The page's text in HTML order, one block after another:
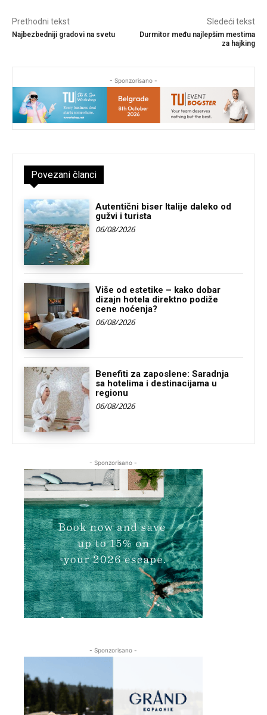
Prethodni tekst
Najbezbedniji gradovi na svetu
Sledeći tekst
Durmitor među najlepšim mestima
za hajking
- Sponzorisano -
Povezani članci
Autentični biser Italije daleko od
gužvi i turista
06/08/2026
Više od estetike – kako dobar
dizajn hotela direktno podiže
cene noćenja?
06/08/2026
Benefiti za zaposlene: Saradnja
sa hotelima i destinacijama u
regionu
06/08/2026
- Sponzorisano -
- Sponzorisano -